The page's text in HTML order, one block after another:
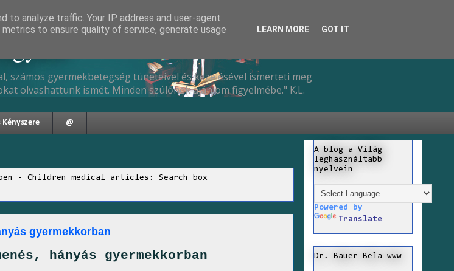
számos gyermekbetegség tüneteivel és kezelésével ismerteti meg
olvashattunk ismét. Minden szülőnek ajánlom figyelmébe." K.L.
@
- Children medical articles: Search box
gyermekkorban
hányás gyermekkorban
A blog a Világ
leghasználtabb
nyelvein
Powered by
Translate
Dr. Bauer Bela www
to analyze traffic. Your IP address and user-agent
to ensure quality of service, generate usage
LEARN MORE GOT IT